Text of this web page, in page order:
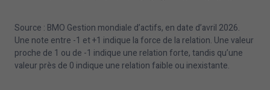
Source : BMO Gestion mondiale d’actifs, en date d’avril 2026.
Une note entre -1 et +1 indique la force de la relation. Une valeur
proche de 1 ou de -1 indique une relation forte, tandis qu’une
valeur près de 0 indique une relation faible ou inexistante.